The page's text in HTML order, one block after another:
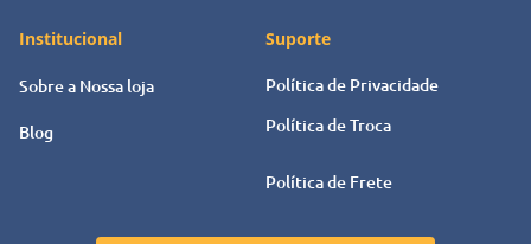
Institucional
Sobre a Nossa loja
Blog
Suporte
Política de Privacidade
Política de Troca
Política de Frete